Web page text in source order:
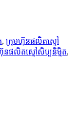
, ក្រុមហ៊ុនផលិតស្មៅ
ន​ផលិត​ស្មៅ​សិប្បនិម្មិត,